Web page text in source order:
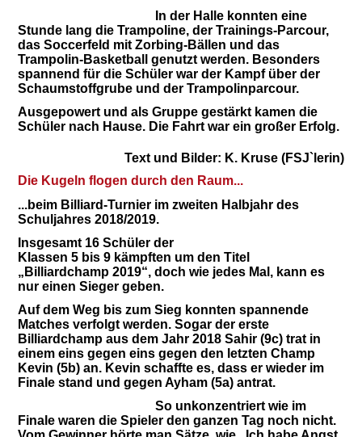
In der Halle konnten eine
Stunde lang die Trampoline, der Trainings-Parcour,
das Soccerfeld mit Zorbing-Bällen und das
Trampolin-Basketball genutzt werden. Besonders
spannend für die Schüler war der Kampf über der
Schaumstoffgrube und der Trampolinparcour.
Ausgepowert und als Gruppe gestärkt kamen die
Schüler nach Hause. Die Fahrt war ein großer Erfolg.
Text und Bilder: K. Kruse (FSJ`lerin)
Die Kugeln flogen durch den Raum...
...beim Billiard-Turnier im zweiten Halbjahr des
Schuljahres 2018/2019.
Insgesamt 16 Schüler der
Klassen 5 bis 9 kämpften um den Titel
„Billiardchamp 2019“, doch wie jedes Mal, kann es
nur einen Sieger geben.
Auf dem Weg bis zum Sieg konnten spannende
Matches verfolgt werden. Sogar der erste
Billiardchamp aus dem Jahr 2018 Sahir (9c) trat in
einem eins gegen eins gegen den letzten Champ
Kevin (5b) an. Kevin schaffte es, dass er wieder im
Finale stand und gegen Ayham (5a) antrat.
So unkonzentriert wie im
Finale waren die Spieler den ganzen Tag noch nicht.